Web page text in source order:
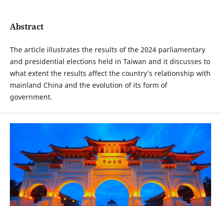
Abstract
The article illustrates the results of the 2024 parliamentary
and presidential elections held in Taiwan and it discusses to
what extent the results affect the country’s relationship with
mainland China and the evolution of its form of
government.